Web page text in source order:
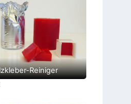
Reiniger